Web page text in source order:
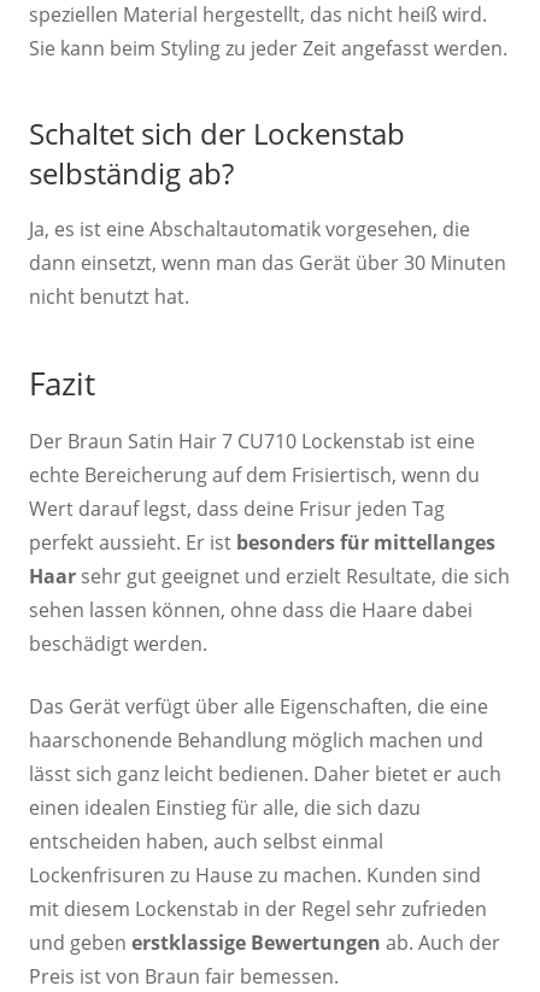
speziellen Material hergestellt, das nicht heiß wird.
Sie kann beim Styling zu jeder Zeit angefasst werden.
Schaltet sich der Lockenstab
selbständig ab?
Ja, es ist eine Abschaltautomatik vorgesehen, die
dann einsetzt, wenn man das Gerät über 30 Minuten
nicht benutzt hat.
Fazit
Der Braun Satin Hair 7 CU710 Lockenstab ist eine
echte Bereicherung auf dem Frisiertisch, wenn du
Wert darauf legst, dass deine Frisur jeden Tag
perfekt aussieht. Er ist besonders für mittellanges
Haar sehr gut geeignet und erzielt Resultate, die sich
sehen lassen können, ohne dass die Haare dabei
beschädigt werden.
Das Gerät verfügt über alle Eigenschaften, die eine
haarschonende Behandlung möglich machen und
lässt sich ganz leicht bedienen. Daher bietet er auch
einen idealen Einstieg für alle, die sich dazu
entscheiden haben, auch selbst einmal
Lockenfrisuren zu Hause zu machen. Kunden sind
mit diesem Lockenstab in der Regel sehr zufrieden
und geben erstklassige Bewertungen ab. Auch der
Preis ist von Braun fair bemessen.